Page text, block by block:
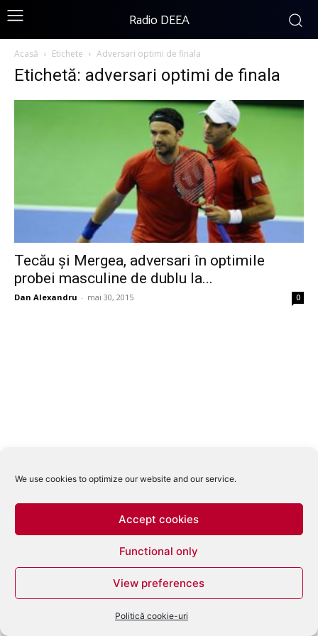
We use cookies to optimize our website and our service.
Accept cookies
Functional only
View preferences
Politică cookie-uri
Radio DEEA
Acasă Etichete Adversari optimi de finala
Etichetă: adversari optimi de finala
Tecău și Mergea, adversari în optimile
probei masculine de dublu la...
Dan Alexandru - mai 30, 2015 0